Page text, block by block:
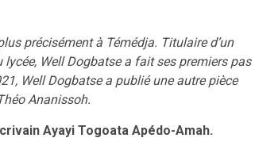
précisément à Témédja. Titulaire d’un
Well Dogbatse a fait ses premiers pas
Well Dogbatse a publié une autre pièce
Ananissoh.
Ayayi Togoata Apédo-Amah.